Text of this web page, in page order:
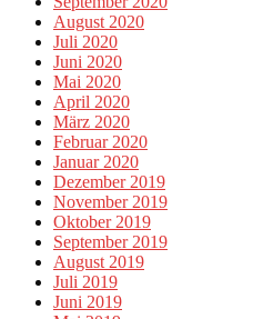
August 2020
Juli 2020
Juni 2020
Mai 2020
April 2020
März 2020
Februar 2020
Januar 2020
Dezember 2019
November 2019
Oktober 2019
September 2019
August 2019
Juli 2019
Juni 2019